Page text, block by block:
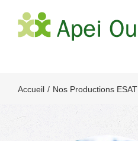
contenu
Accueil Nos Productions ESAT